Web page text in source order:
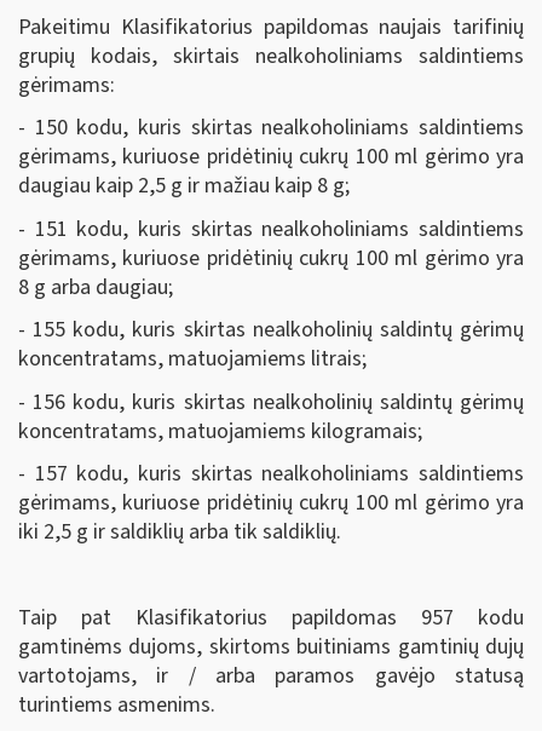
Pakeitimu Klasifikatorius papildomas naujais tarifinių
grupių kodais, skirtais nealkoholiniams saldintiems
gėrimams:
- 150 kodu, kuris skirtas nealkoholiniams saldintiems
gėrimams, kuriuose pridėtinių cukrų 100 ml gėrimo yra
daugiau kaip 2,5 g ir mažiau kaip 8 g;
- 151 kodu, kuris skirtas nealkoholiniams saldintiems
gėrimams, kuriuose pridėtinių cukrų 100 ml gėrimo yra
8 g arba daugiau;
- 155 kodu, kuris skirtas nealkoholinių saldintų gėrimų
koncentratams, matuojamiems litrais;
- 156 kodu, kuris skirtas nealkoholinių saldintų gėrimų
koncentratams, matuojamiems kilogramais;
- 157 kodu, kuris skirtas nealkoholiniams saldintiems
gėrimams, kuriuose pridėtinių cukrų 100 ml gėrimo yra
iki 2,5 g ir saldiklių arba tik saldiklių.
Taip pat Klasifikatorius papildomas 957 kodu
gamtinėms dujoms, skirtoms buitiniams gamtinių dujų
vartotojams, ir / arba paramos gavėjo statusą
turintiems asmenims.